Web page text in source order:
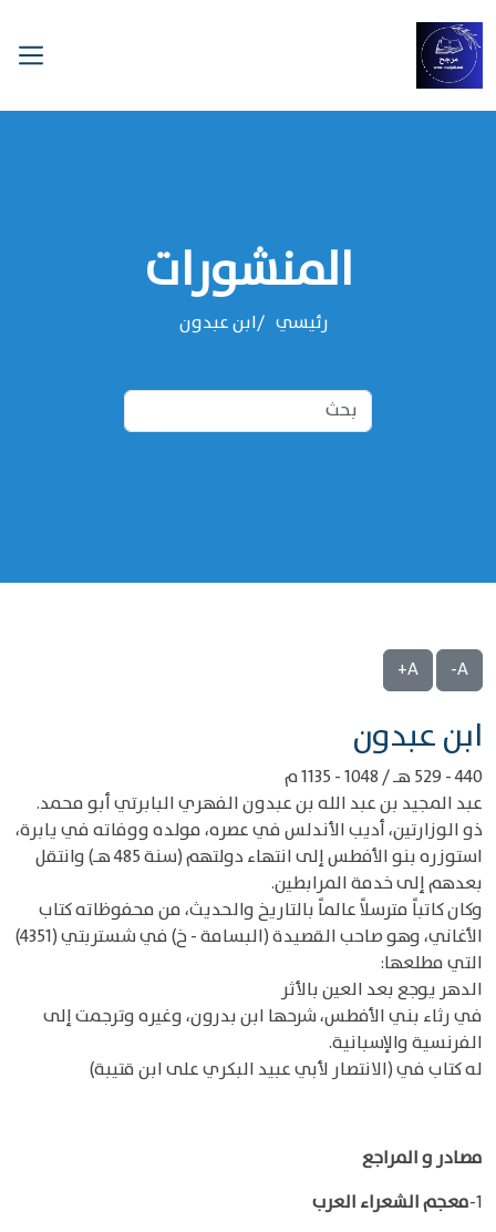
المنشورات
رئيسي ‌‌ابن عبدون
A-
A+
‌‌ابن عبدون
440 - 529 هـ / 1048 - 1135 م
عبد المجيد بن عبد الله بن عبدون الفهري البابرتي أبو محمد.
ذو الوزارتين، أديب الأندلس في عصره، مولده ووفاته في يابرة،
استوزره بنو الأفطس إلى انتهاء دولتهم (سنة 485 هـ) وانتقل
بعدهم إلى خدمة المرابطين.
وكان كاتباً مترسلاً عالماً بالتاريخ والحديث، من محفوظاته كتاب
الأغاني، وهو صاحب القصيدة (البسامة - خ) في شستربتي (4351)
التي مطلعها:
الدهر يوجع بعد العين بالأثر
في رثاء بني الأفطس، شرحها ابن بدرون، وغيره وترجمت إلى
الفرنسية والإسبانية.
له كتاب في (الانتصار لأبي عبيد البكري على ابن قتيبة)
مصادر و المراجع
1- معجم الشعراء العرب